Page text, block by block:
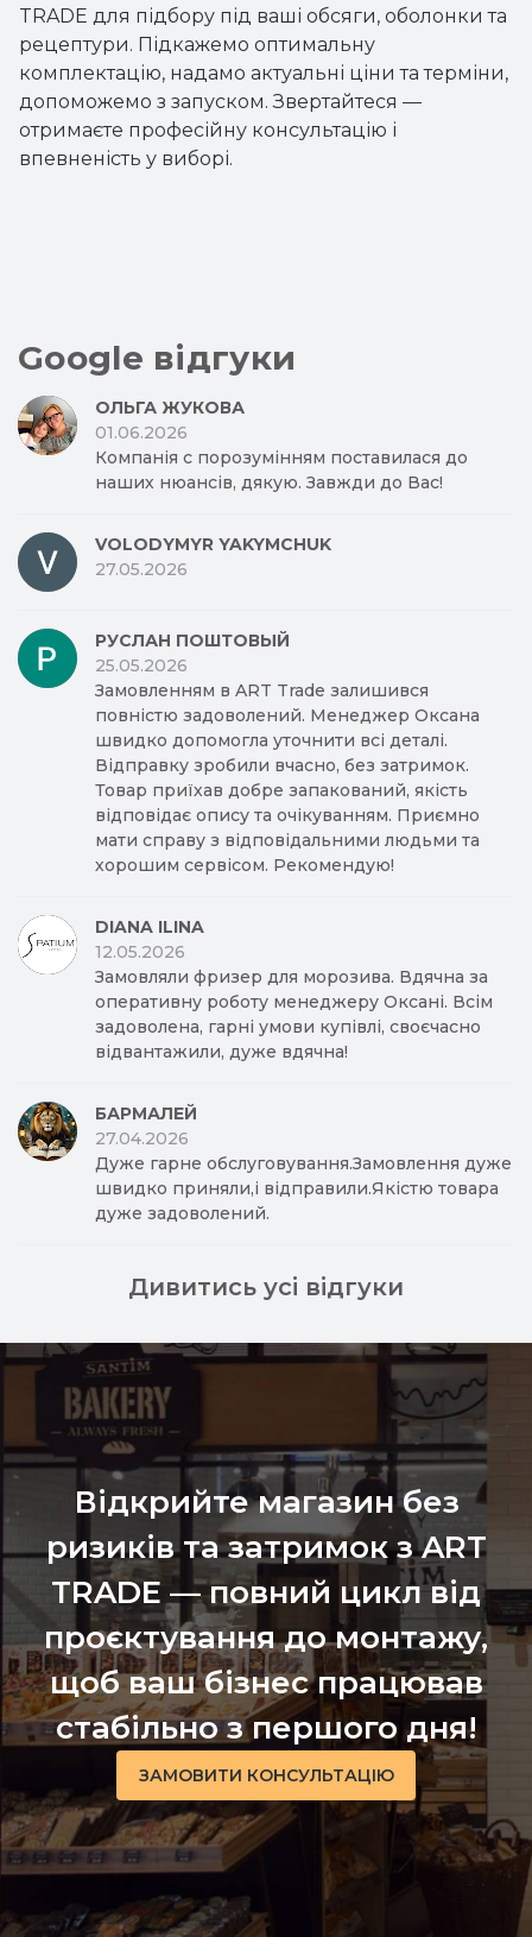
TRADE для підбору під ваші обсяги, оболонки та
рецептури. Підкажемо оптимальну
комплектацію, надамо актуальні ціни та терміни,
допоможемо з запуском. Звертайтеся —
отримаєте професійну консультацію і
впевненість у виборі.
Google відгуки
ОЛЬГА ЖУКОВА
01.06.2026
Компанія с порозумінням поставилася до
наших нюансів, дякую. Завжди до Вас!
VOLODYMYR YAKYMCHUK
27.05.2026
РУСЛАН ПОШТОВЫЙ
25.05.2026
Замовленням в ART Trade залишився
повністю задоволений. Менеджер Оксана
швидко допомогла уточнити всі деталі.
Відправку зробили вчасно, без затримок.
Товар приїхав добре запакований, якість
відповідає опису та очікуванням. Приємно
мати справу з відповідальними людьми та
хорошим сервісом. Рекомендую!
DIANA ILINA
12.05.2026
Замовляли фризер для морозива. Вдячна за
оперативну роботу менеджеру Оксані. Всім
задоволена, гарні умови купівлі, своєчасно
відвантажили, дуже вдячна!
БАРМАЛЕЙ
27.04.2026
Дуже гарне обслуговування.Замовлення дуже
швидко приняли,і відправили.Якістю товара
дуже задоволений.
Дивитись усі відгуки
Відкрийте магазин без
ризиків та затримок з ART
TRADE — повний цикл від
проєктування до монтажу,
щоб ваш бізнес працював
стабільно з першого дня!
ЗАМОВИТИ КОНСУЛЬТАЦІЮ